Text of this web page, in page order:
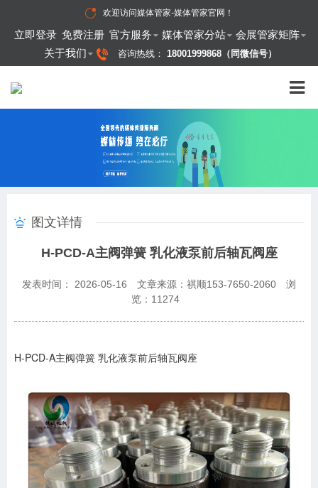
欢迎访问媒体管家-媒体管家官网 ！
立即登录 免费注册 官方服务 媒体管家分站
会展管家矩阵
关于我们
咨询热线： 18001999868（同微信号）
图文详情
H-PCD-A主阀弹簧 乳化液泵前后轴瓦阀座
发表时间： 2026-05-16 文章来源：祺顺153-7650-2060
浏
览： 11274
H-PCD-A主阀弹簧 乳化液泵前后轴瓦阀座